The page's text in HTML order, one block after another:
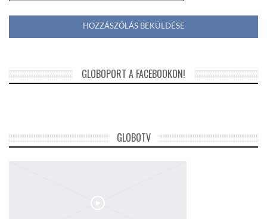
GLOBOPORT A FACEBOOKON!
GLOBOTV